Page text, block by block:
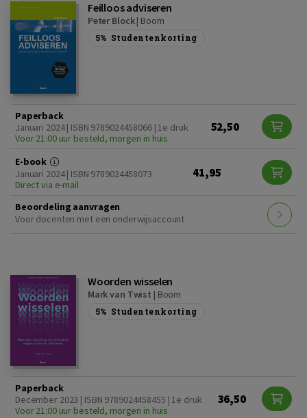
Feilloos adviseren
Peter Block| Boom
5% Studentenkorting
Paperback
Januari 2024 | ISBN 9789024458066 | 1e druk
Voor 21:00 uur besteld, morgen in huis
52,50
E-book
Januari 2024 | ISBN 9789024458073
Direct via e-mail
41,95
Beoordeling aanvragen
Voor docenten met een onderwijsaccount
Woorden wisselen
Mark van Twist | Boom
5% Studentenkorting
Paperback
December 2023 | ISBN 9789024458455 | 1e druk
Voor 21:00 uur besteld, morgen in huis
36,50